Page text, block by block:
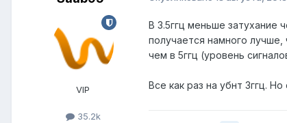
VIP
35.2k
В 3.5ггц меньше затухание
получается намного
чем в 5ггц (уровень
Все как раз на убнт 3ггц.